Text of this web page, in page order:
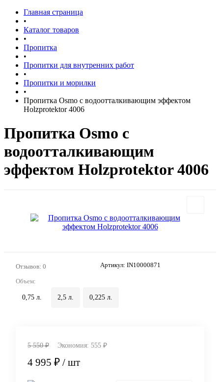
Главная страница
•
Каталог товаров
•
Пропитка
•
Пропитки для внутренних работ
•
Пропитки и морилки
•
Пропитка Osmo с водоотталкивающим эффектом
Holzprotektor 4006
Пропитка Osmo с
водоотталкивающим
эффектом Holzprotektor 4006
Отзывов: 0 Артикул: IN10000871
Объем:
0,75 л. 2,5 л. 0,225 л.
5 550 ₽ Экономия: 555 ₽
4 995 ₽ / шт